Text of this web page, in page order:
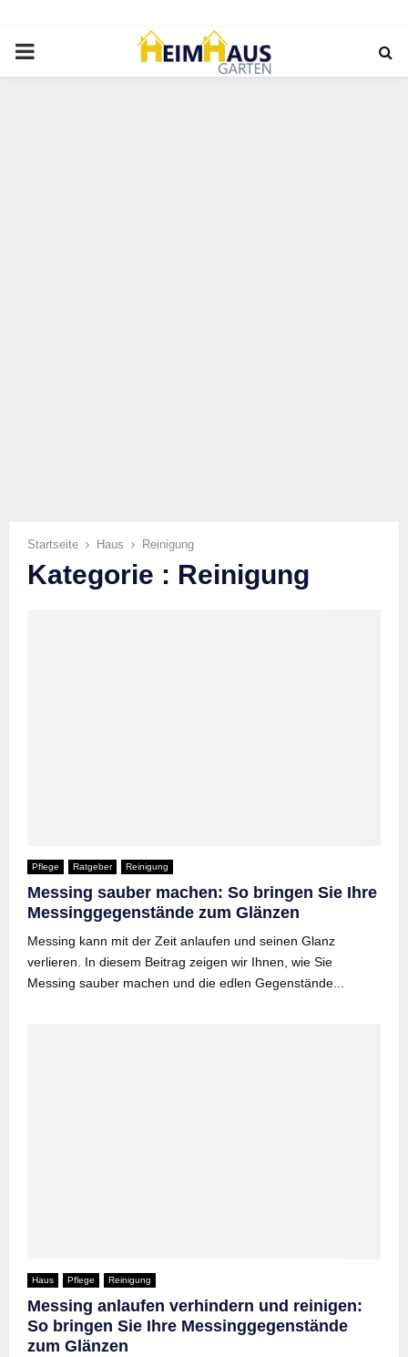
PRIMARY
Startseite Haus Reinigung
Kategorie : Reinigung
Pflege Ratgeber Reinigung
Messing sauber machen: So bringen Sie Ihre
Messinggegenstände zum Glänzen
Messing kann mit der Zeit anlaufen und seinen Glanz
verlieren. In diesem Beitrag zeigen wir Ihnen, wie Sie
Messing sauber machen und die edlen Gegenstände...
Haus Pflege Reinigung
Messing anlaufen verhindern und reinigen:
So bringen Sie Ihre Messinggegenstände
zum Glänzen